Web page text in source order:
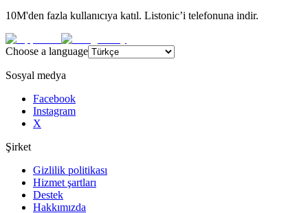
10M'den fazla kullanıcıya katıl. Listonic’i telefonuna indir.
Choose a language
Sosyal medya
Facebook
Instagram
X
Şirket
Gizlilik politikası
Hizmet şartları
Destek
Hakkımızda